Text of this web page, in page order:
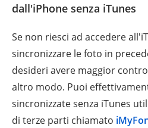
dall'iPhone senza iTunes
Se non riesci ad accedere
sincronizzare le foto in
desideri avere maggior
altro modo. Puoi
sincronizzate senza iTunes
di terze parti chiamato